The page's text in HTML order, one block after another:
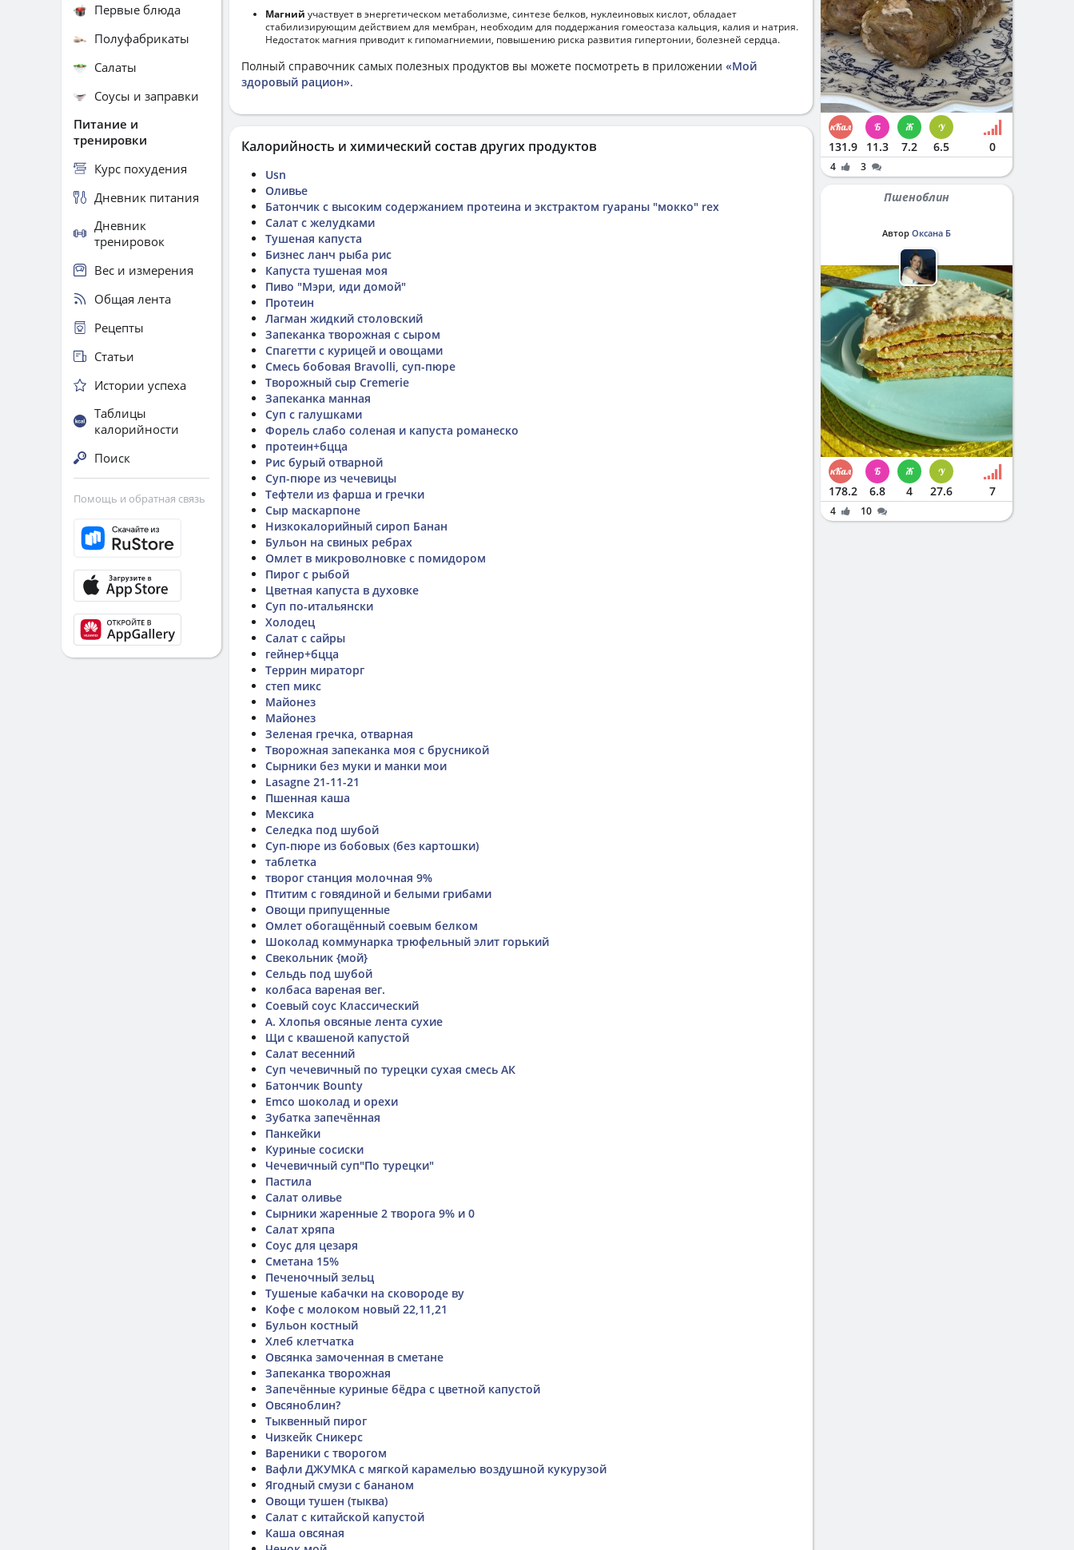
Магний участвует в энергетическом метаболизме, синтезе белков, нуклеиновых кислот, обладает
стабилизирующим действием для мембран, необходим для поддержания гомеостаза кальция, калия и натрия.
Недостаток магния приводит к гипомагниемии, повышению риска развития гипертонии, болезней сердца.
Полный справочник самых полезных продуктов вы можете посмотреть в приложении «Мой
здоровый рацион».
Калорийность и химический состав других продуктов
Usn
Оливье
Батончик с высоким содержанием протеина и экстрактом гуараны "мокко" rex
Салат с желудками
Тушеная капуста
Бизнес ланч рыба рис
Капуста тушеная моя
Пиво "Мэри, иди домой"
Протеин
Лагман жидкий столовский
Запеканка творожная с сыром
Спагетти с курицей и овощами
Смесь бобовая Bravolli, суп-пюре
Творожный сыр Cremerie
Запеканка манная
Суп с галушками
Форель слабо соленая и капуста романеско
протеин+бцца
Рис бурый отварной
Суп-пюре из чечевицы
Тефтели из фарша и гречки
Сыр маскарпоне
Низкокалорийный сироп Банан
Бульон на свиных ребрах
Омлет в микроволновке с помидором
Пирог с рыбой
Цветная капуста в духовке
Суп по-итальянски
Холодец
Салат с сайры
гейнер+бцца
Террин мираторг
степ микс
Майонез
Майонез
Зеленая гречка, отварная
Творожная запеканка моя с брусникой
Сырники без муки и манки мои
Lasagne 21-11-21
Пшенная каша
Мексика
Селедка под шубой
Суп-пюре из бобовых (без картошки)
таблетка
творог станция молочная 9%
Птитим с говядиной и белыми грибами
Овощи припущенные
Омлет обогащённый соевым белком
Шоколад коммунарка трюфельный элит горький
Свекольник {мой}
Сельдь под шубой
колбаса вареная вег.
Соевый соус Классический
А. Хлопья овсяные лента сухие
Щи с квашеной капустой
Салат весенний
Суп чечевичный по турецки сухая смесь АК
Батончик Bounty
Emco шоколад и орехи
Зубатка запечённая
Панкейки
Куриные сосиски
Чечевичный суп"По турецки"
Пастила
Салат оливье
Сырники жаренные 2 творога 9% и 0
Салат хряпа
Соус для цезаря
Сметана 15%
Печеночный зельц
Тушеные кабачки на сковороде ву
Кофе с молоком новый 22,11,21
Бульон костный
Хлеб клетчатка
Овсянка замоченная в сметане
Запеканка творожная
Запечённые куриные бёдра с цветной капустой
Овсяноблин?
Тыквенный пирог
Чизкейк Сникерс
Вареники с творогом
Вафли ДЖУМКА с мягкой карамелью воздушной кукурузой
Ягодный смузи с бананом
Овощи тушен (тыква)
Салат с китайской капустой
Каша овсяная
Первые блюда
Полуфабрикаты
Салаты
Соусы и заправки
Питание и
тренировки
Курс похудения
Дневник питания
Дневник
тренировок
Вес и измерения
Общая лента
Рецепты
Статьи
Истории успеха
Таблицы
калорийности
Поиск
Помощь и обратная связь
131.9 11.3 7.2 6.5 0
4 3
Пшеноблин
Автор Оксана Б
178.2 6.8 4 27.6 7
4 10